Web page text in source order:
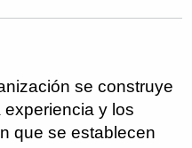
se construye
y los
que se establecen